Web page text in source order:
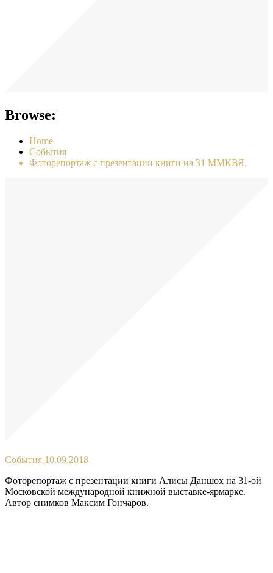
Browse:
Home
События
Фоторепортаж с презентации книги на 31 ММКВЯ.
События 10.09.2018
Фоторепортаж с презентации книги Алисы Даншох на 31-ой
Московской международной книжной выставке-ярмарке.
Автор снимков Максим Гончаров.